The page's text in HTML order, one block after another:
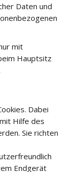
Daten und
mit
Hauptsitz
Dabei
Hilfe des
Sie richten
Endgerät